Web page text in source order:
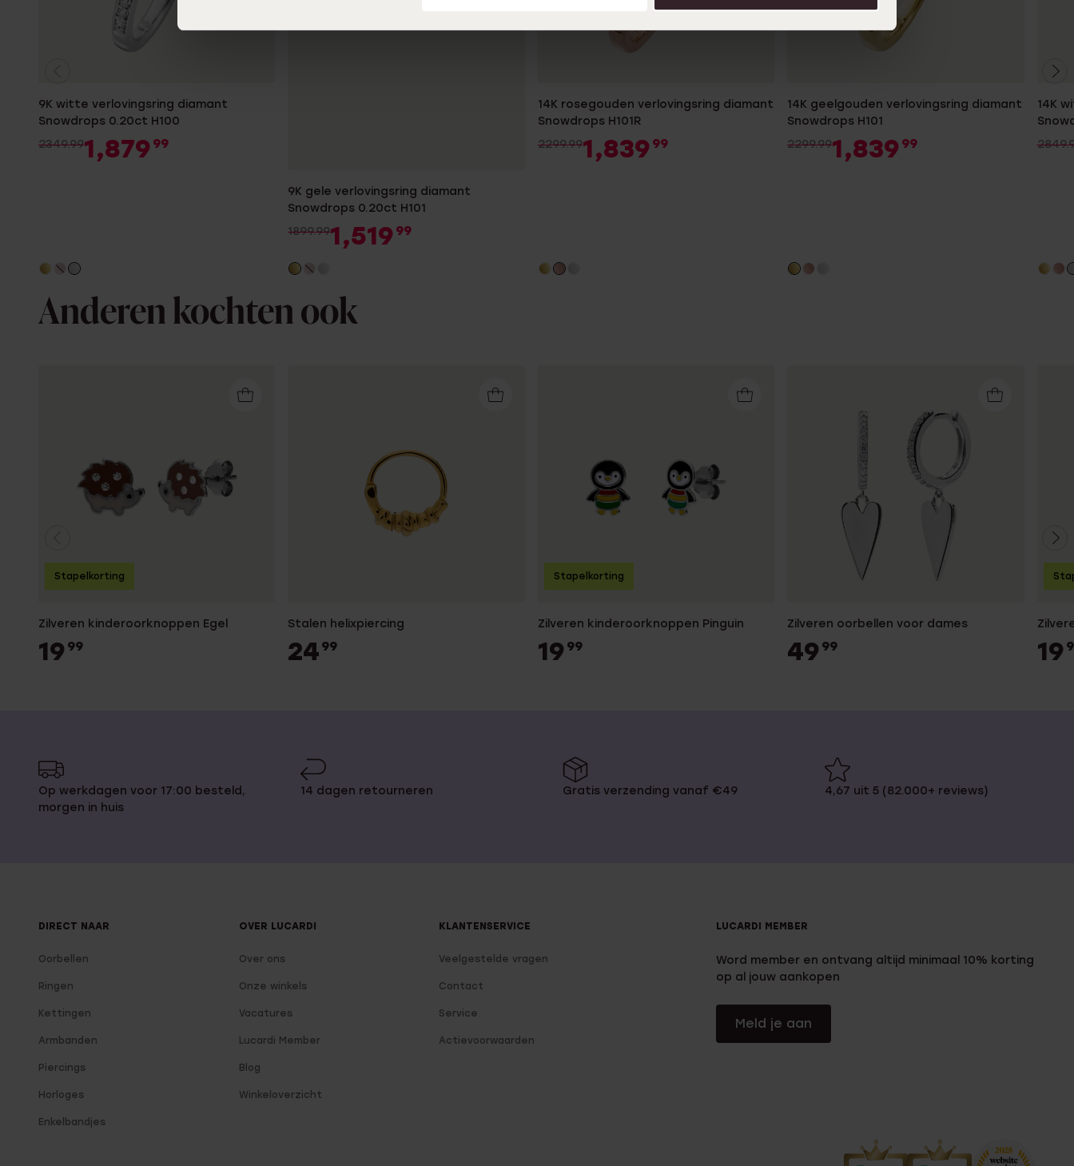
9K witte verlovingsring diamant
Snowdrops 0.20ct H100
2349.991,879 99
9K gele verlovingsring diamant
Snowdrops 0.20ct H101
1899.991,519 99
14K rosegouden verlovingsring diamant
Snowdrops H101R
2299.991,839 99
14K geelgouden verlovingsring diamant
Snowdrops H101
2299.991,839 99
14K
Anderen kochten ook
Zilveren kinderoorknoppen Egel
19 99
Stapelkorting
Stalen helixpiercing
24 99
Zilveren kinderoorknoppen Pinguin
19 99
Stapelkorting
Zilveren oorbellen voor dames
49 99 19
Op werkdagen voor 17:00 besteld,
morgen in huis
14 dagen retourneren Gratis verzending vanaf €49 4,67 uit 5 (82.000+ reviews)
DIRECT NAAR
Oorbellen
Ringen
Kettingen
Armbanden
Piercings
Horloges
Enkelbandjes
OVER LUCARDI
Over ons
Onze winkels
Vacatures
Lucardi Member
Blog
Winkeloverzicht
KLANTENSERVICE
Veelgestelde vragen
Contact
Service
Actievoorwaarden
LUCARDI MEMBER
Word member en ontvang altijd minimaal 10% korting
op al jouw aankopen
Meld je aan